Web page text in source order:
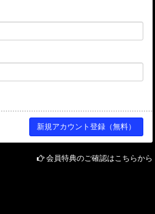
会員特典のご確認はこちらから